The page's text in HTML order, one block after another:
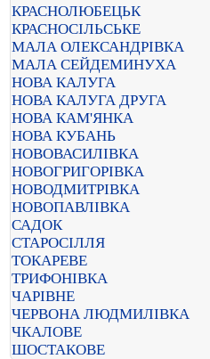
КРАСНОЛЮБЕЦЬК
КРАСНОСІЛЬСЬКЕ
МАЛА ОЛЕКСАНДРІВКА
МАЛА СЕЙДЕМИНУХА
НОВА КАЛУГА
НОВА КАЛУГА ДРУГА
НОВА КАМ'ЯНКА
НОВА КУБАНЬ
НОВОВАСИЛІВКА
НОВОГРИГОРІВКА
НОВОДМИТРІВКА
НОВОПАВЛІВКА
САДОК
СТАРОСІЛЛЯ
ТОКАРЕВЕ
ТРИФОНІВКА
ЧАРІВНЕ
ЧЕРВОНА ЛЮДМИЛІВКА
ЧКАЛОВЕ
ШОСТАКОВЕ